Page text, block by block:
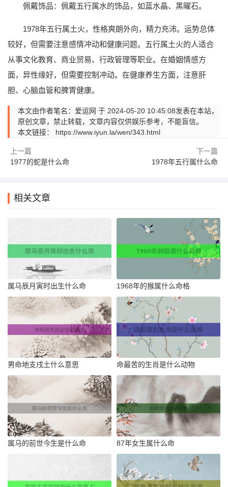
佩戴饰品：佩戴五行属水的饰品，如蓝水晶、黑曜石。
1978年五行属土火，性格爽朗外向，精力充沛。运势总体
较好，但需要注意感情冲动和健康问题。五行属土火的人适合
从事文化教育、商业贸易、行政管理等职业。在婚姻情感方
面，异性缘好，但需要控制冲动。在健康养生方面，注意肝
胆、心脑血管和脾胃健康。
本文由作者笔名：爱运网 于 2024-05-20 10:45:08发表在本站，
原创文章，禁止转载，文章内容仅供娱乐参考，不能盲信。
本文链接： https://www.iyun.la/wen/343.html
上一篇
1977的蛇是什么命
下一篇
1978年五行属什么命
相关文章
属马辰月寅时出生什么命 1968年的猴属什么命格
男命地支戌土什么意思 命最苦的生肖是什么动物
属马的前世今生是什么命 87年女生属什么命